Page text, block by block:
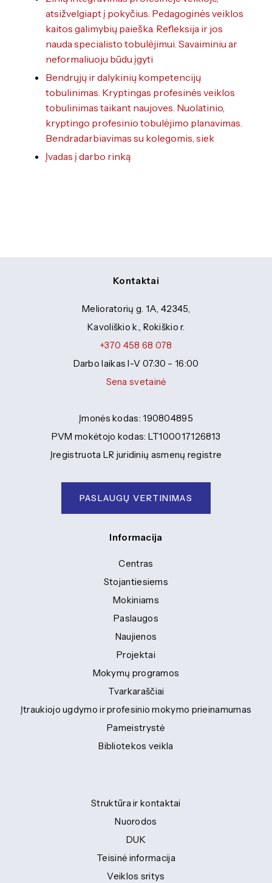
atsižvelgiapt į pokyčius. Pedagoginės veiklos
kaitos galimybių paieška. Refleksija ir jos
nauda specialisto tobulėjimui. Savaiminiu ar
neformaliuoju būdu įgyti
Bendrųjų ir dalykinių kompetencijų
tobulinimas. Kryptingas profesinės veiklos
tobulinimas taikant naujoves. Nuolatinio,
kryptingo profesinio tobulėjimo planavimas.
Bendradarbiavimas su kolegomis, siek
Įvadas į darbo rinką
Kontaktai
Melioratorių g. 1A, 42345,
Kavoliškio k., Rokiškio r.
+370 458 68 078
Darbo laikas I-V 07:30 – 16:00
Sena svetainė
Įmonės kodas: 190804895
PVM mokėtojo kodas: LT100017126813
Įregistruota LR juridinių asmenų registre
PASLAUGŲ VERTINIMAS
Informacija
Centras
Stojantiesiems
Mokiniams
Paslaugos
Naujienos
Projektai
Mokymų programos
Tvarkaraščiai
Įtraukiojo ugdymo ir profesinio mokymo prieinamumas
Pameistrystė
Bibliotekos veikla
Struktūra ir kontaktai
Nuorodos
DUK
Teisinė informacija
Veiklos sritys